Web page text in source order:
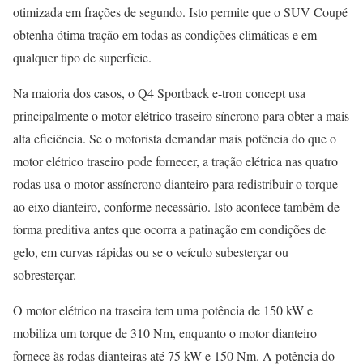
otimizada em frações de segundo. Isto permite que o SUV Coupé
obtenha ótima tração em todas as condições climáticas e em
qualquer tipo de superfície.
Na maioria dos casos, o Q4 Sportback e-tron concept usa
principalmente o motor elétrico traseiro síncrono para obter a mais
alta eficiência. Se o motorista demandar mais potência do que o
motor elétrico traseiro pode fornecer, a tração elétrica nas quatro
rodas usa o motor assíncrono dianteiro para redistribuir o torque
ao eixo dianteiro, conforme necessário. Isto acontece também de
forma preditiva antes que ocorra a patinação em condições de
gelo, em curvas rápidas ou se o veículo subesterçar ou
sobresterçar.
O motor elétrico na traseira tem uma potência de 150 kW e
mobiliza um torque de 310 Nm, enquanto o motor dianteiro
fornece às rodas dianteiras até 75 kW e 150 Nm. A potência do